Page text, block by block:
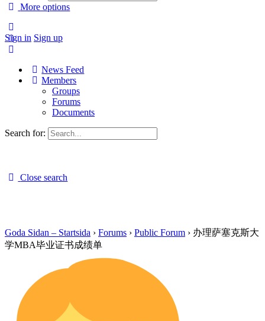
More options
Sign in Sign up
News Feed
Members
Groups
Forums
Documents
Search for:
Close search
Goda Sidan – Startsida › Forums › Public Forum › 办理萨塞克斯大
学MBA毕业证书成绩单